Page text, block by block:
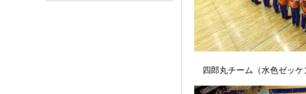
四郎丸チーム（水色ゼッケ